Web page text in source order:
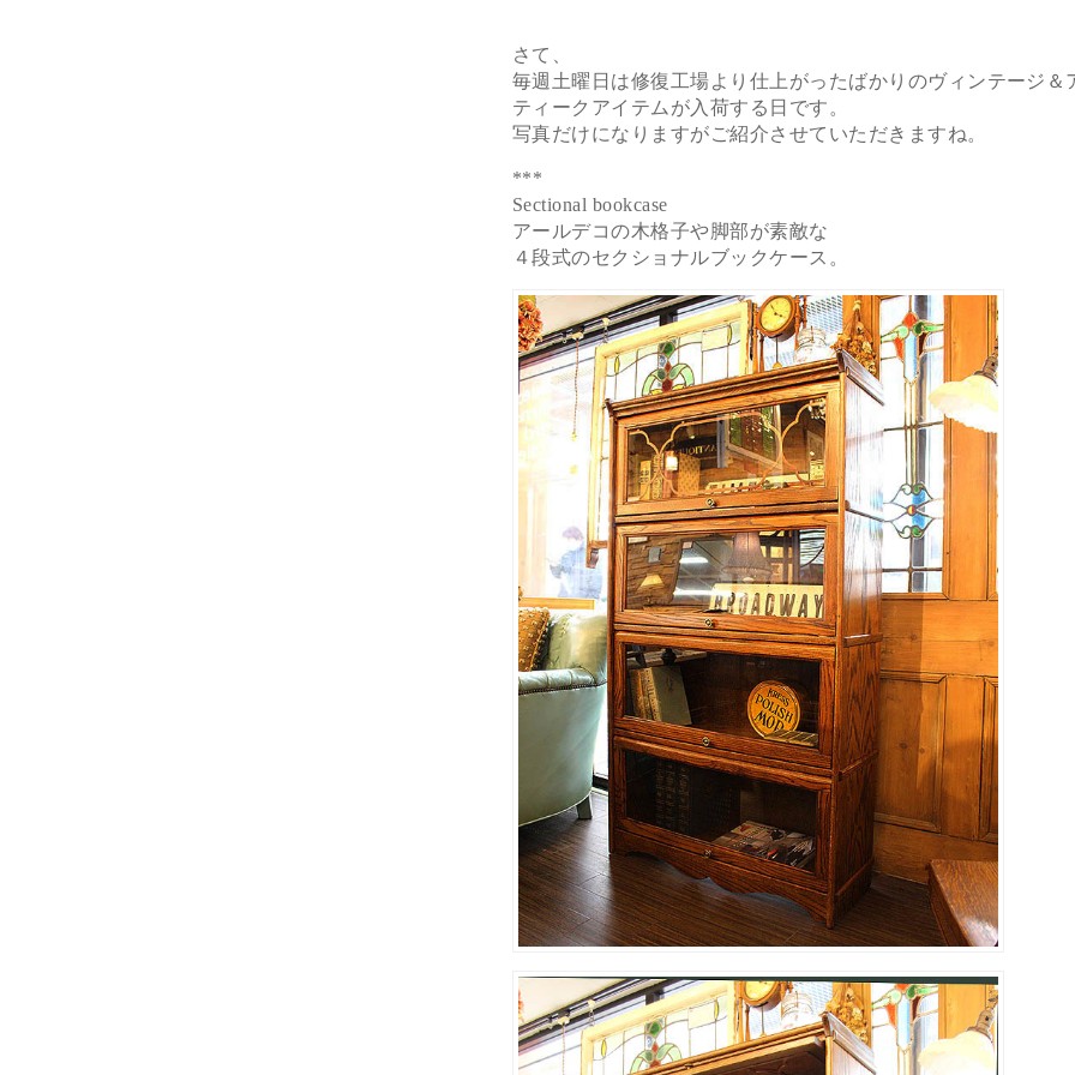
さて、
毎週土曜日は修復工場より仕上がったばかりのヴィンテージ＆
ティークアイテムが入荷する日です。
写真だけになりますがご紹介させていただきますね。
***
Sectional bookcase
アールデコの木格子や脚部が素敵な
４段式のセクショナルブックケース。